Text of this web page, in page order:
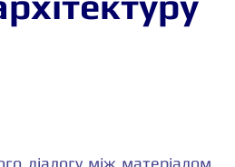
діалогу між матеріалом,